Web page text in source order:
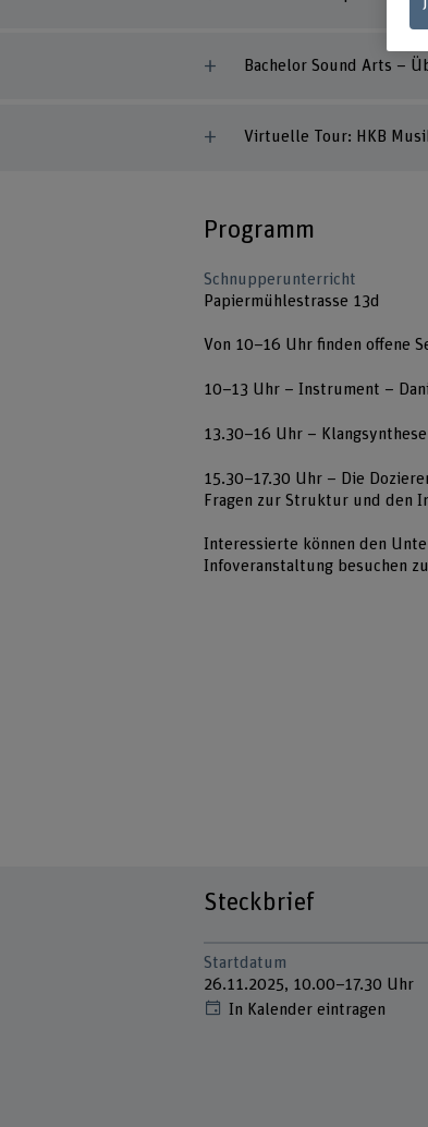
Bachelor Sound Arts –
Virtuelle Tour: HKB
Programm
Schnupperunterricht
Papiermühlestrasse 13d
Von 10–16 Uhr finden offene
10–13 Uhr – Instrument –
13.30–16 Uhr –
15.30–17.30 Uhr – Die
Fragen zur Struktur und den
Interessierte können den
Infoveranstaltung besuchen
Steckbrief
Startdatum
26.11.2025, 10.00–17.30 Uhr
In Kalender eintragen